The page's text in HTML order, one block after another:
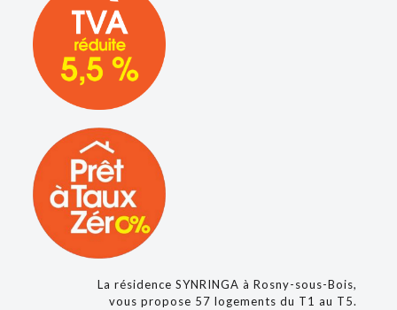
La résidence SYNRINGA à Rosny-sous-Bois,
vous propose 57 logements du T1 au T5.